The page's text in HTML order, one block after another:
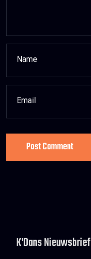
Post Comment
K'Dans Nieuwsbrief